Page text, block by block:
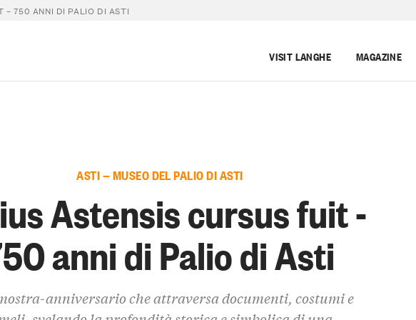
– 750 ANNI DI PALIO DI ASTI
VISIT LANGHE MAGAZINE
ASTI — MUSEO DEL PALIO DI ASTI
Astensis cursus fuit -
anni di Palio di Asti
anniversario che attraversa documenti, costumi e